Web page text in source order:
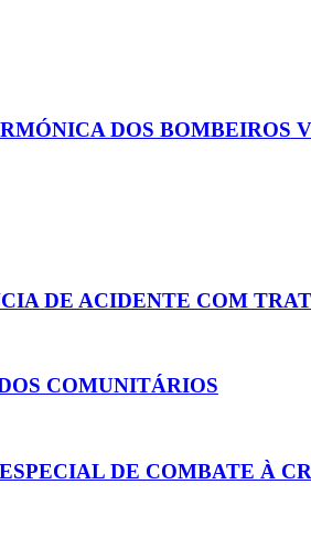
DOS BOMBEIROS
DE ACIDENTE COM
COMUNITÁRIOS
DE COMBATE À